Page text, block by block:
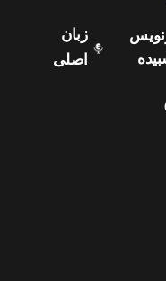
زبان
اصلی